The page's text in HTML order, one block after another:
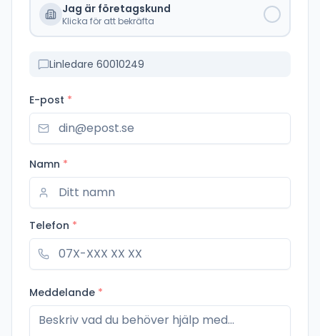
Jag är företagskund
Klicka för att bekräfta
Linledare 60010249
E-post *
Namn *
Telefon *
Meddelande *